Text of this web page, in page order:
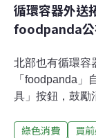
循環容器外送
foodpanda公
北部也有循環容
「foodpanda」
具」按鈕，鼓勵
評選計畫，鼓
綠色消費 買